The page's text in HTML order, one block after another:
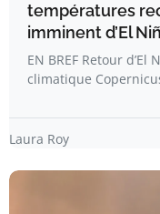
températures
imminent d’El
EN BREF Retour
climatique
Laura Roy